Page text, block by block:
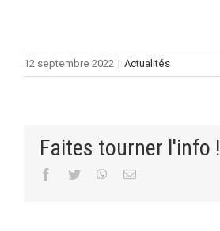
12 septembre 2022 | Actualités
Faites tourner l'info !
Facebook
Twitter WhatsApp
Email